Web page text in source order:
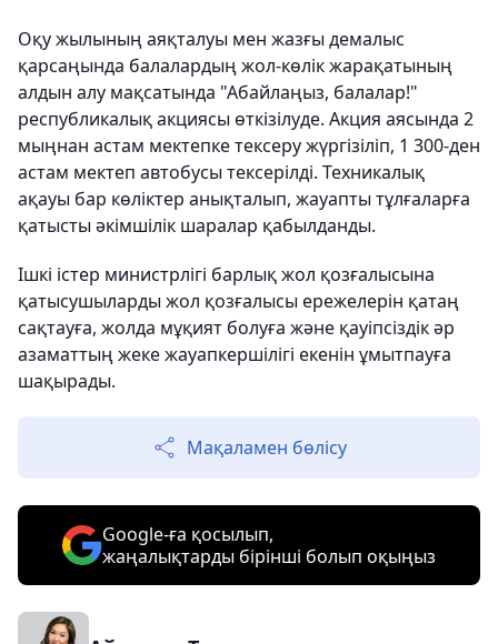
Оқу жылының аяқталуы мен жазғы демалыс
қарсаңында балалардың жол-көлік жарақатының
алдын алу мақсатында "Абайлаңыз, балалар!"
республикалық акциясы өткізілуде. Акция аясында 2
мыңнан астам мектепке тексеру жүргізіліп, 1 300-ден
астам мектеп автобусы тексерілді. Техникалық
ақауы бар көліктер анықталып, жауапты тұлғаларға
қатысты әкімшілік шаралар қабылданды.
Ішкі істер министрлігі барлық жол қозғалысына
қатысушыларды жол қозғалысы ережелерін қатаң
сақтауға, жолда мұқият болуға және қауіпсіздік әр
азаматтың жеке жауапкершілігі екенін ұмытпауға
шақырады.
Мақаламен бөлісу
Google-ға қосылып,
жаңалықтарды бірінші болып оқыңыз